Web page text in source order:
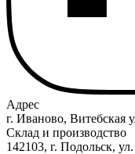
Адрес
г. Иваново, Витебская
Склад и производство
142103, г. Подольск,